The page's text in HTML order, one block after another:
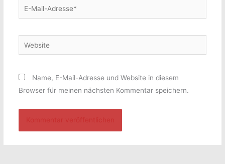
E-
Mail-
Website
Name, E-Mail-Adresse und Website in diesem
Browser für meinen nächsten Kommentar speichern.